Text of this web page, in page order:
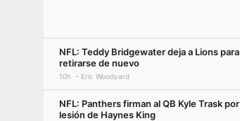
NFL: Teddy Bridgewater deja a Lions para
retirarse de nuevo
10h Eric Woodyard
NFL: Panthers firman al QB Kyle Trask por
lesión de Haynes King